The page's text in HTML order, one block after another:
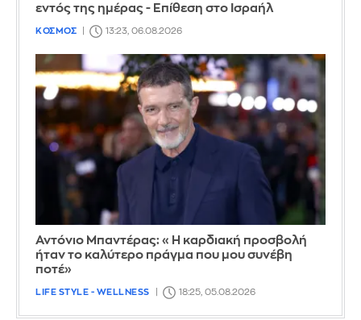
εντός της ημέρας - Επίθεση στο Ισραήλ
ΚΟΣΜΟΣ 13:23, 06.08.2026
Αντόνιο Μπαντέρας: «Η καρδιακή προσβολή
ήταν το καλύτερο πράγμα που μου συνέβη
ποτέ»
LIFE STYLE - WELLNESS 18:25, 05.08.2026